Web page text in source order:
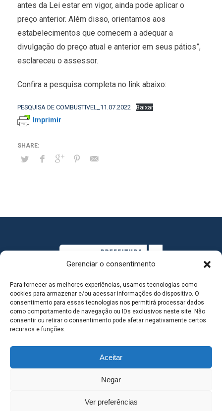
Gerenciar o consentimento
Para fornecer as melhores experiências, usamos tecnologias como
cookies para armazenar e/ou acessar informações do dispositivo. O
consentimento para essas tecnologias nos permitirá processar dados
como comportamento de navegação ou IDs exclusivos neste site. Não
consentir ou retirar o consentimento pode afetar negativamente certos
recursos e funções.
Aceitar
Negar
Ver preferências
antes da Lei estar em vigor, ainda pode aplicar o
preço anterior. Além disso, orientamos aos
estabelecimentos que comecem a adequar a
divulgação do preço atual e anterior em seus pátios”,
esclareceu o assessor.
Confira a pesquisa completa no link abaixo:
PESQUISA DE COMBUSTIVEL_11.07.2022 Baixar
Imprimir
MAPA DO SITE
SEDE DO ADMINISTRATIVO MUNICIPAL - Avenida